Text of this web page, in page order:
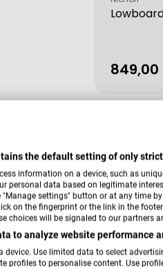
the default setting of only
information on a device, such as
personal data based on legitimate
settings" button or at any time
on the fingerprint or the link in the
choices will be signaled to our partners
to analyze website performance
Use limited data to select
profiles to personalise content. Use